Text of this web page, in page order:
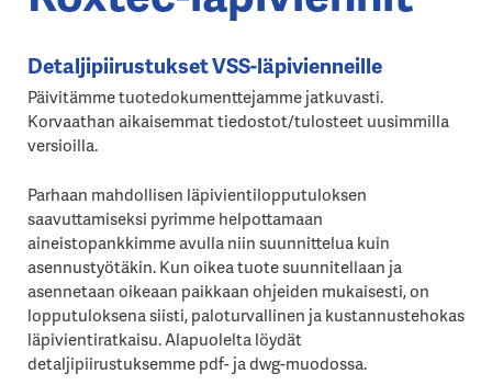
Detaljipiirustukset VSS-läpivienneille
Päivitämme tuotedokumenttejamme jatkuvasti.
Korvaathan aikaisemmat tiedostot/tulosteet uusimmilla
versioilla.
Parhaan mahdollisen läpivientilopputuloksen
saavuttamiseksi pyrimme helpottamaan
aineistopankkimme avulla niin suunnittelua kuin
asennustyötäkin. Kun oikea tuote suunnitellaan ja
asennetaan oikeaan paikkaan ohjeiden mukaisesti, on
lopputuloksena siisti, paloturvallinen ja kustannustehokas
läpivientiratkaisu. Alapuolelta löydät
detaljipiirustuksemme pdf- ja dwg-muodossa.